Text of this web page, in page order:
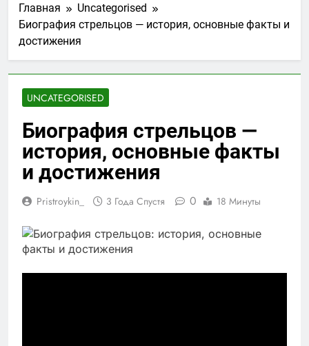
Главная
Uncategorised
Биография стрельцов — история, основные факты и
достижения
UNCATEGORISED
Биография стрельцов —
история, основные факты
и достижения
Pristroykin_ 3 Года Спустя 0 18 Минуты